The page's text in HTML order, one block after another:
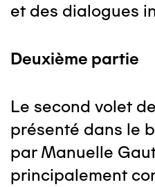
et des dialogues
Deuxième partie
Le second volet
présenté dans le
par Manuelle
principalement